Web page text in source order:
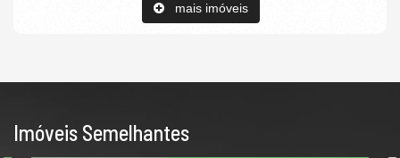
mais imóveis
Imóveis Semelhantes